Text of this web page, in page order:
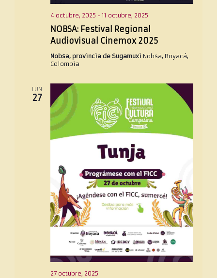
NOBSA: Festival Regional
Audiovisual Cinemox 2025
4 octubre, 2025 - 11 octubre, 2025
Nobsa, provincia de Sugamuxi Nobsa, Boyacá,
Colombia
LUN
27
27 octubre, 2025